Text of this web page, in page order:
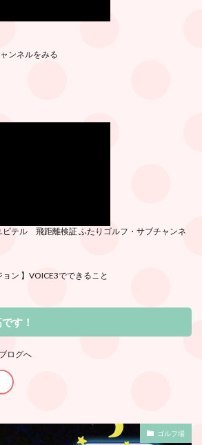
ンネルをみる
ピテル 飛距離検証ふたりゴルフ・サブチ ャンネ
ョン 】VOICE3でできること
す！
ゴルフ場